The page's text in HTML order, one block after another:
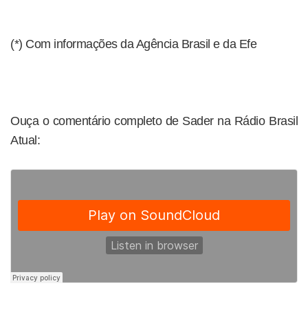
(*) Com informações da Agência Brasil e da Efe
Ouça o comentário completo de Sader na Rádio Brasil
Atual: